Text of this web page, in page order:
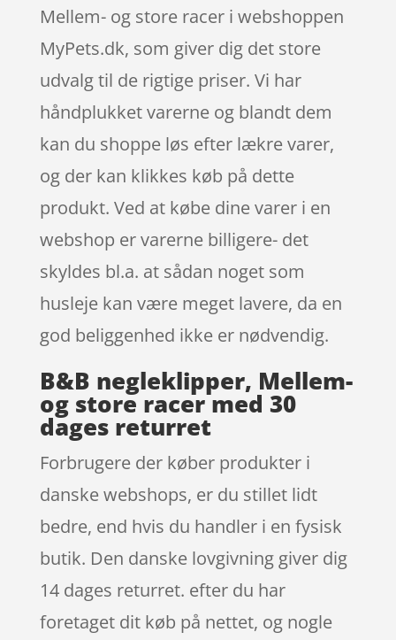
Mellem- og store racer i webshoppen
MyPets.dk, som giver dig det store
udvalg til de rigtige priser. Vi har
håndplukket varerne og blandt dem
kan du shoppe løs efter lækre varer,
og der kan klikkes køb på dette
produkt. Ved at købe dine varer i en
webshop er varerne billigere- det
skyldes bl.a. at sådan noget som
husleje kan være meget lavere, da en
god beliggenhed ikke er nødvendig.
B&B negleklipper, Mellem-
og store racer med 30
dages returret
Forbrugere der køber produkter i
danske webshops, er du stillet lidt
bedre, end hvis du handler i en fysisk
butik. Den danske lovgivning giver dig
14 dages returret. efter du har
foretaget dit køb på nettet, og nogle